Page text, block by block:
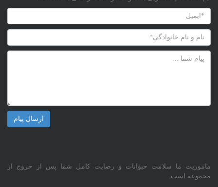
ماموریت ما سلامت حیوانات و رضایت کامل شما پس از خروج از
مجموعه است.